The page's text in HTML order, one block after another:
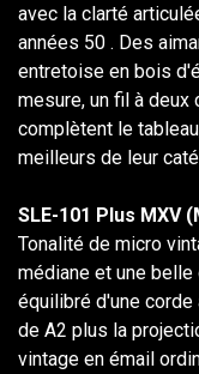
avec la clarté
années 50 . Des
entretoise en bois
mesure, un fil à
complètent le
meilleurs de leur
SLE-101 Plus MXV
Tonalité de micro
médiane et une belle
équilibré d'une corde
de A2 plus la
vintage en émail